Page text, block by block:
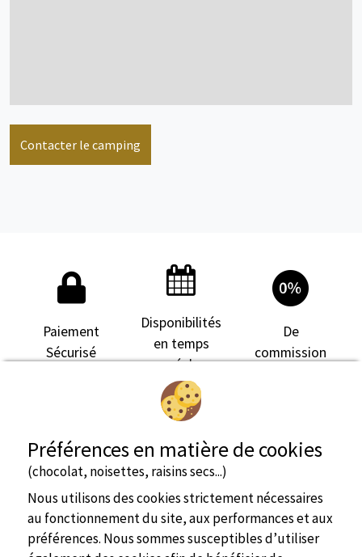
Contacter le camping
Paiement
Sécurisé
Disponibilités
en temps
réel
De
commission
Préférences en matière de cookies
(chocolat, noisettes, raisins secs...)
Nous utilisons des cookies strictement nécessaires
au fonctionnement du site, aux performances et aux
préférences. Nous sommes susceptibles d’utiliser